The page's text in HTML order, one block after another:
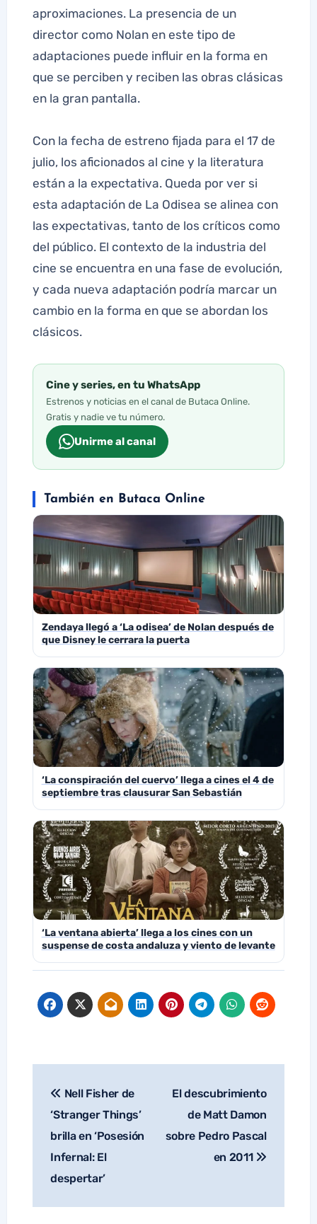
aproximaciones. La presencia de un
director como Nolan en este tipo de
adaptaciones puede influir en la forma en
que se perciben y reciben las obras clásicas
en la gran pantalla.
Con la fecha de estreno fijada para el 17 de
julio, los aficionados al cine y la literatura
están a la expectativa. Queda por ver si
esta adaptación de La Odisea se alinea con
las expectativas, tanto de los críticos como
del público. El contexto de la industria del
cine se encuentra en una fase de evolución,
y cada nueva adaptación podría marcar un
cambio en la forma en que se abordan los
clásicos.
Cine y series, en tu WhatsApp
Estrenos y noticias en el canal de Butaca Online.
Gratis y nadie ve tu número.
Unirme al canal
También en Butaca Online
Zendaya llegó a ‘La odisea’ de Nolan después de
que Disney le cerrara la puerta
‘La conspiración del cuervo’ llega a cines el 4 de
septiembre tras clausurar San Sebastián
‘La ventana abierta’ llega a los cines con un
suspense de costa andaluza y viento de levante
Navegación
de
entradas
Nell Fisher de
‘Stranger Things’
brilla en ‘Posesión
Infernal: El
despertar’
El descubrimiento
de Matt Damon
sobre Pedro Pascal
en 2011